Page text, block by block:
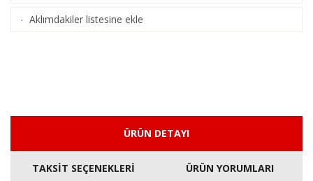
· Aklımdakiler listesine ekle
ÜRÜN DETAYI
TAKSİT SEÇENEKLERİ ÜRÜN YORUMLARI